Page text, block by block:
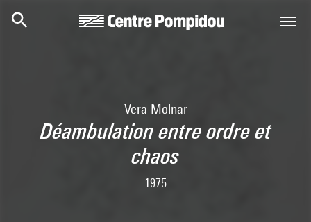
Vera Molnar
Déambulation entre ordre et
chaos
1975